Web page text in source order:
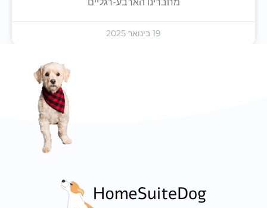
19 בינואר 2025